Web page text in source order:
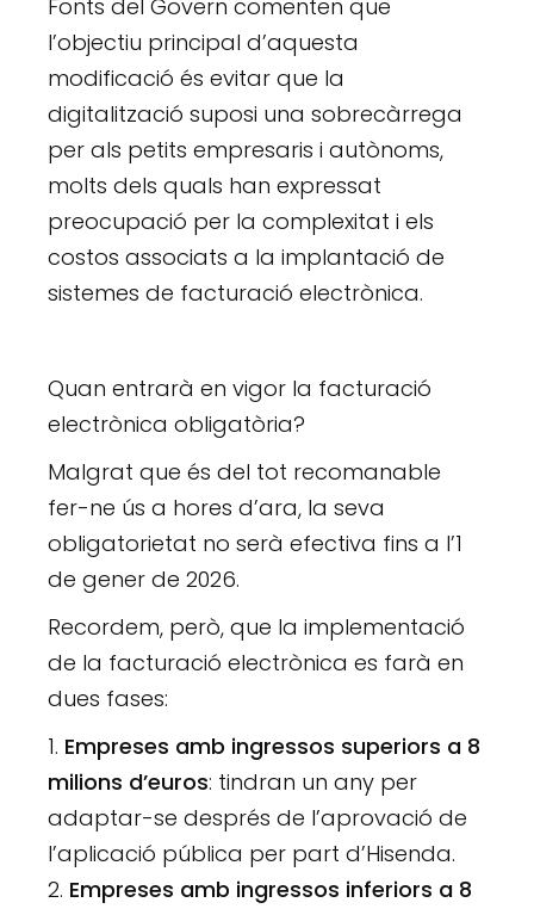
Fonts del Govern comenten que
l’objectiu principal d’aquesta
modificació és evitar que la
digitalització suposi una sobrecàrrega
per als petits empresaris i autònoms,
molts dels quals han expressat
preocupació per la complexitat i els
costos associats a la implantació de
sistemes de facturació electrònica.
Quan entrarà en vigor la facturació
electrònica obligatòria?
Malgrat que és del tot recomanable
fer-ne ús a hores d’ara, la seva
obligatorietat no serà efectiva fins a l’1
de gener de 2026.
Recordem, però, que la implementació
de la facturació electrònica es farà en
dues fases:
Empreses amb ingressos superiors a 8
milions d’euros: tindran un any per
adaptar-se després de l’aprovació de
l’aplicació pública per part d’Hisenda.
Empreses amb ingressos inferiors a 8